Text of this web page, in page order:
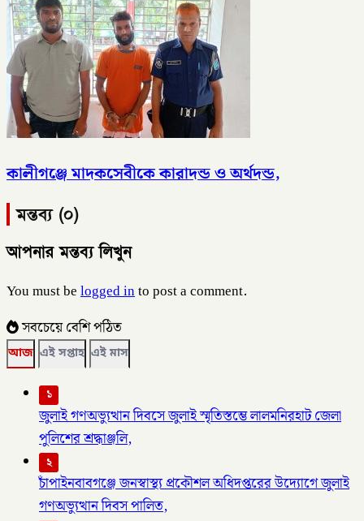
কালীগঞ্জে মাদকসেবীকে কারাদন্ড ও অর্থদন্ড,
মন্তব্য (০)
আপনার মন্তব্য লিখুন
You must belogged into post a comment.
সবচেয়ে বেশি পঠিত
আজ এই সপ্তাহ এই মাস
১
জুলাই গণঅভ্যুত্থান দিবসে জুলাই স্মৃতিস্তম্ভে লালমনিরহাট জেলা
পুলিশের শ্রদ্ধাঞ্জলি,
২
চাঁপাইনবাবগঞ্জে জনস্বাস্থ্য প্রকৌশল অধিদপ্তরের উদ্যোগে জুলাই
গণঅভ্যুত্থান দিবস পালিত,